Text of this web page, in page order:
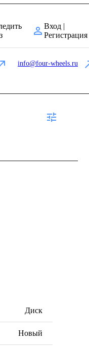
Вход |
Регистрация
info@four-wheels.ru
Диск
Новый